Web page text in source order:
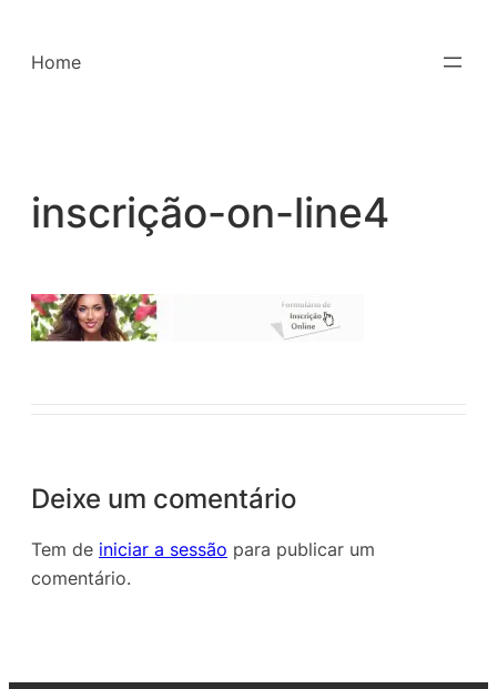
para
Home
inscrição-on-line4
Deixe um comentário
Tem de iniciar a sessão para publicar um
comentário.